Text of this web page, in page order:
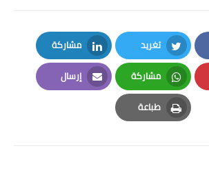
تغريد
Twitter
مشاركة
LinkedIn
مشاركة
Whatsapp
إرسال
Email
طباعة
Print